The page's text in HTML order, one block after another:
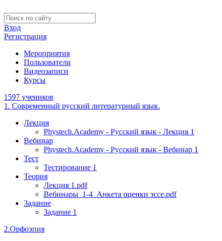
Вход
Регистрация
Мероприятия
Пользователи
Видеозаписи
Курсы
1597 учеников
1. Современный русский литературный язык.
Лекция
Phystech.Academy - Русский язык - Лекция 1
Вебинар
Phystech.Academy - Русский язык - Вебинар 1
Тест
Тестирование 1
Теория
Лекция 1.pdf
Вебинары_1-4_Анкета оценки эссе.pdf
Задание
Задание 1
2.Орфоэпия